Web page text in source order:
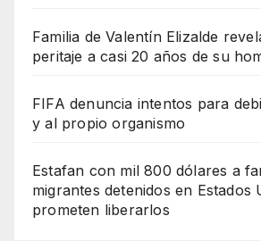
Familia de Valentín Elizalde
peritaje a casi 20 años de su
FIFA denuncia intentos para
y al propio organismo
Estafan con mil 800 dólares a
migrantes detenidos en Estados
prometen liberarlos